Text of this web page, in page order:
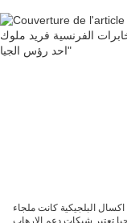
البلجيكية كانت ملجاء
تعتبر شبكات دعم الإرهاب